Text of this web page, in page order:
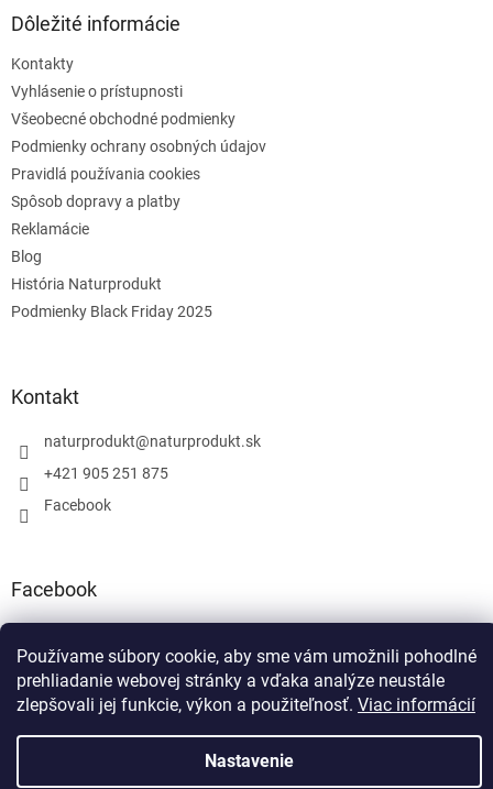
Používame súbory cookie, aby sme vám umožnili pohodlné
prehliadanie webovej stránky a vďaka analýze neustále
zlepšovali jej funkcie, výkon a použiteľnosť. Viac informácií
Nastavenie
Dôležité informácie
Kontakty
Vyhlásenie o prístupnosti
Všeobecné obchodné podmienky
Podmienky ochrany osobných údajov
Pravidlá používania cookies
Spôsob dopravy a platby
Reklamácie
Blog
História Naturprodukt
Podmienky Black Friday 2025
Kontakt
naturprodukt@naturprodukt.sk
+421 905 251 875
Facebook
Facebook
Vytvoril Shoptet
NATURPRODUKT.SK. Všetky práva vyhradené.